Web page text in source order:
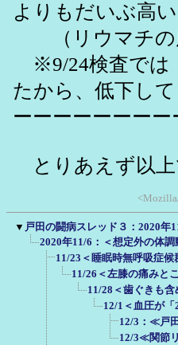
よりもだいぶ高い
（リウマチの
※9/24検査では
たから、低下して
ーーーーーーーー
とりあえず以上
▼ 戸田の闘病スレッド３：2020年
2020年11/6：＜想定外の体
11/23＜睡眠時無呼吸症
11/26＜左膝の痛みと
11/28＜歯ぐきも
12/1＜血圧が
12/3：≪戸
12/3≪関節